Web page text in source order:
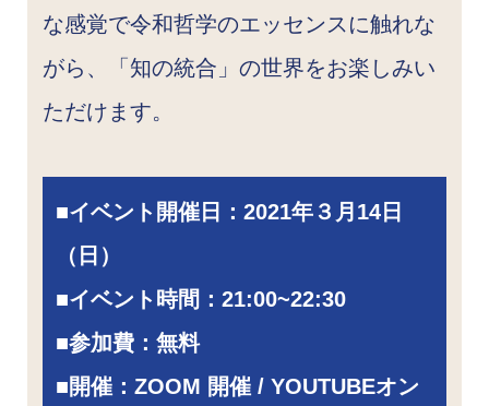
な感覚で令和哲学のエッセンスに触れな
がら、「知の統合」の世界をお楽しみい
ただけます。
■イベント開催日： 2021年３月14日
（日）
■イベント時間：21:00~22:30
■参加費：無料
■開催：ZOOM 開催 / YOUTUBEオン